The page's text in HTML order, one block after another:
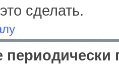
сделать.
периодически